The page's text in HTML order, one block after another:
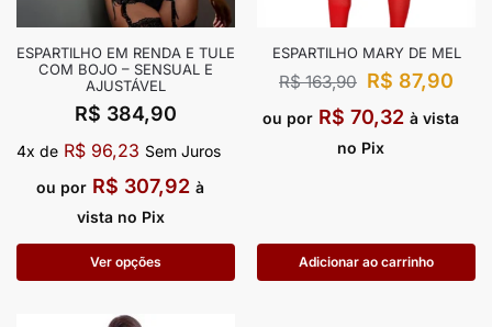
ESPARTILHO EM RENDA E TULE
COM BOJO – SENSUAL E
AJUSTÁVEL
R$ 384,90
4x de R$ 96,23 Sem Juros
ou por R$ 307,92 à
vista no Pix
Ver opções
ESPARTILHO MARY DE MEL
R$163,90 R$ 87,90
ou por R$ 70,32 à vista
no Pix
Adicionar ao carrinho